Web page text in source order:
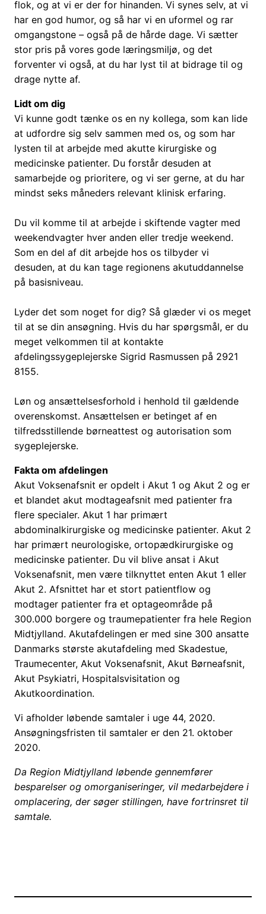
flok, og at vi er der for hinanden. Vi synes selv, at vi
har en god humor, og så har vi en uformel og rar
omgangstone – også på de hårde dage. Vi sætter
stor pris på vores gode læringsmiljø, og det
forventer vi også, at du har lyst til at bidrage til og
drage nytte af.
Lidt om dig
Vi kunne godt tænke os en ny kollega, som kan lide
at udfordre sig selv sammen med os, og som har
lysten til at arbejde med akutte kirurgiske og
medicinske patienter. Du forstår desuden at
samarbejde og prioritere, og vi ser gerne, at du har
mindst seks måneders relevant klinisk erfaring.
Du vil komme til at arbejde i skiftende vagter med
weekendvagter hver anden eller tredje weekend.
Som en del af dit arbejde hos os tilbyder vi
desuden, at du kan tage regionens akutuddannelse
på basisniveau.
Lyder det som noget for dig? Så glæder vi os meget
til at se din ansøgning. Hvis du har spørgsmål, er du
meget velkommen til at kontakte
afdelingssygeplejerske Sigrid Rasmussen på 2921
8155.
Løn og ansættelsesforhold i henhold til gældende
overenskomst. Ansættelsen er betinget af en
tilfredsstillende børneattest og autorisation som
sygeplejerske.
Fakta om afdelingen
Akut Voksenafsnit er opdelt i Akut 1 og Akut 2 og er
et blandet akut modtageafsnit med patienter fra
flere specialer. Akut 1 har primært
abdominalkirurgiske og medicinske patienter. Akut 2
har primært neurologiske, ortopædkirurgiske og
medicinske patienter. Du vil blive ansat i Akut
Voksenafsnit, men være tilknyttet enten Akut 1 eller
Akut 2. Afsnittet har et stort patientflow og
modtager patienter fra et optageområde på
300.000 borgere og traumepatienter fra hele Region
Midtjylland. Akutafdelingen er med sine 300 ansatte
Danmarks største akutafdeling med Skadestue,
Traumecenter, Akut Voksenafsnit, Akut Børneafsnit,
Akut Psykiatri, Hospitalsvisitation og
Akutkoordination.
Vi afholder løbende samtaler i uge 44, 2020.
Ansøgningsfristen til samtaler er den 21. oktober
2020.
Da Region Midtjylland løbende gennemfører
besparelser og omorganiseringer, vil medarbejdere i
omplacering, der søger stillingen, have fortrinsret til
samtale.